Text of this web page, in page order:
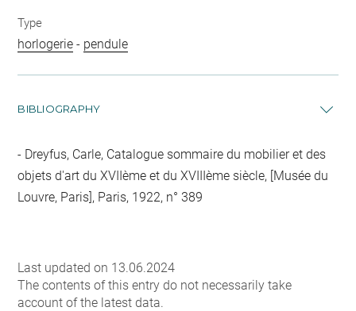
Type
horlogerie - pendule
BIBLIOGRAPHY
Dreyfus, Carle, Catalogue sommaire du mobilier et des
objets d'art du XVIIème et du XVIIIème siècle, [Musée du
Louvre, Paris], Paris, 1922, n° 389
Last updated on 13.06.2024
The contents of this entry do not necessarily take
account of the latest data.